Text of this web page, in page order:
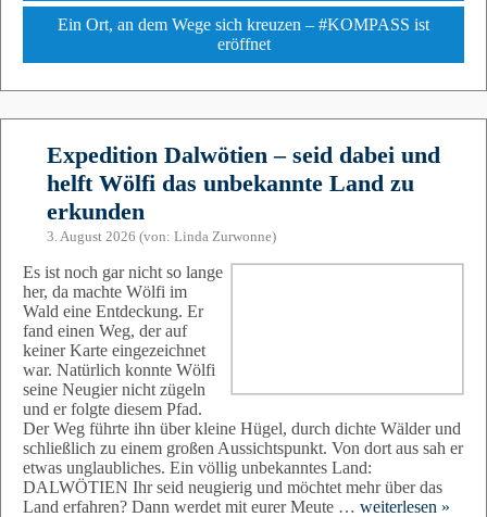
Ein Ort, an dem Wege sich kreuzen – #KOMPASS ist
eröffnet
Expedition Dalwötien – seid dabei und
helft Wölfi das unbekannte Land zu
erkunden
3. August 2026 (von: Linda Zurwonne)
Es ist noch gar nicht so lange
her, da machte Wölfi im
Wald eine Entdeckung. Er
fand einen Weg, der auf
keiner Karte eingezeichnet
war. Natürlich konnte Wölfi
seine Neugier nicht zügeln
und er folgte diesem Pfad.
Der Weg führte ihn über kleine Hügel, durch dichte Wälder und
schließlich zu einem großen Aussichtspunkt. Von dort aus sah er
etwas unglaubliches. Ein völlig unbekanntes Land:
DALWÖTIEN Ihr seid neugierig und möchtet mehr über das
Land erfahren? Dann werdet mit eurer Meute … weiterlesen »